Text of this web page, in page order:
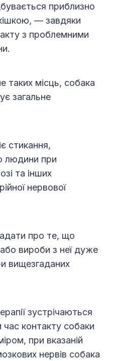
приблизно
— завдяки
з проблемними
таких місць, собака
загальне
стикання,
людини при
та інших
нервової
про те, що
вироби з неї дуже
вищезгаданих
зуст­річаються
час контакту собаки
при вказаній
нервів собака